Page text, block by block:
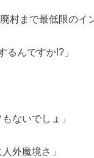
村まで最低限の
るんですか!?」
ないでしょ」
外魔境さ」